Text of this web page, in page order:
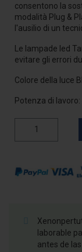
consentono la
modalità Plug &
l'ausilio di un
Le lampade led
evitare gli errori
Colore della
Potenza di lavoro:
laborable
antes de